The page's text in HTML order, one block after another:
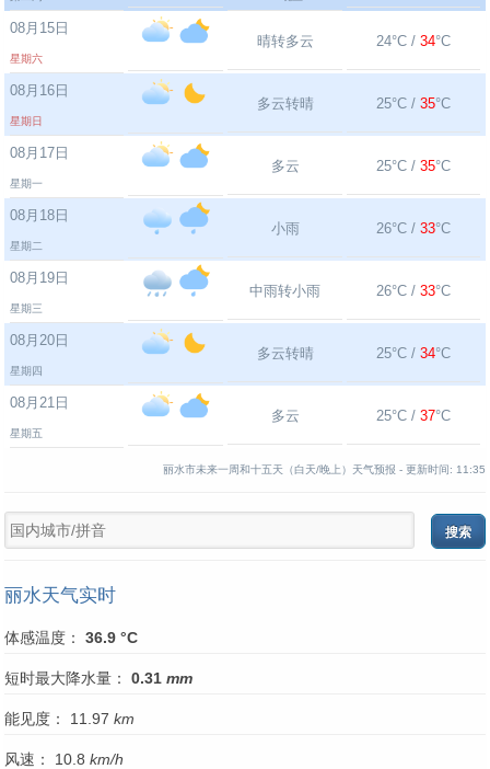
08月15日
星期六
晴转多云 24°C / 34°C
08月16日
星期日
多云转晴 25°C / 35°C
08月17日
星期一
多云 25°C / 35°C
08月18日
星期二
小雨 26°C / 33°C
08月19日
星期三
中雨转小雨 26°C / 33°C
08月20日
星期四
多云转晴 25°C / 34°C
08月21日
星期五
多云 25°C / 37°C
丽水市未来一周和十五天（白天/晚上）天气预报 - 更新时间: 11:35
丽水天气实时
体感温度： 36.9 °C
短时最大降水量： 0.31 mm
能见度： 11.97 km
风速： 10.8 km/h